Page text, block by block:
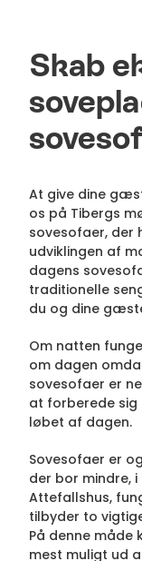
Skab
At give dine
os på Tibergs
sovesofaer, der
udviklingen af
dagens
traditionelle
du og dine
Om natten
om dagen
sovesofaer er
at forberede sig
løbet af dagen.
Sovesofaer er
der bor mindre,
Attefallshus,
tilbyder to
På denne måde
mest muligt ud